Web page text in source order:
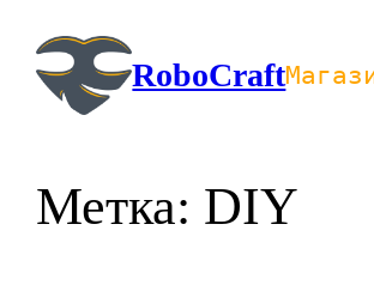
содержимомуRoboCraft
Метка: DIY